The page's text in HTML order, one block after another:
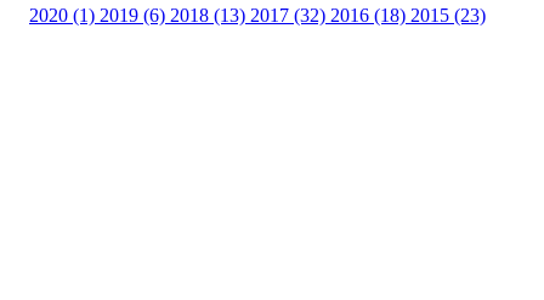
2020 (1) 2019 (6) 2018 (13) 2017 (32) 2016 (18) 2015 (23)